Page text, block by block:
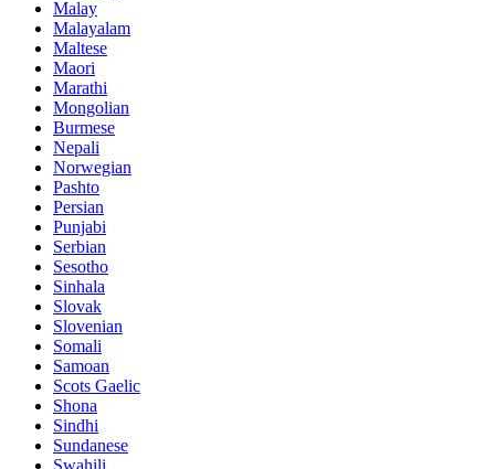
Malay
Malayalam
Maltese
Maori
Marathi
Mongolian
Burmese
Nepali
Norwegian
Pashto
Persian
Punjabi
Serbian
Sesotho
Sinhala
Slovak
Slovenian
Somali
Samoan
Scots Gaelic
Shona
Sindhi
Sundanese